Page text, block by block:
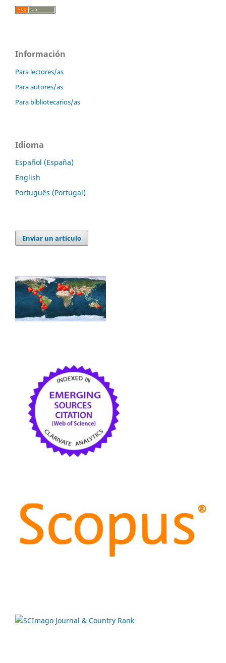
Información
Para lectores/as
Para autores/as
Para bibliotecarios/as
Idioma
Español (España)
English
Português (Portugal)
Enviar un artículo